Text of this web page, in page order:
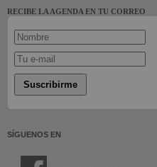
RECIBE LA AGENDA EN TU CORREO
Suscribirme
SÍGUENOS EN